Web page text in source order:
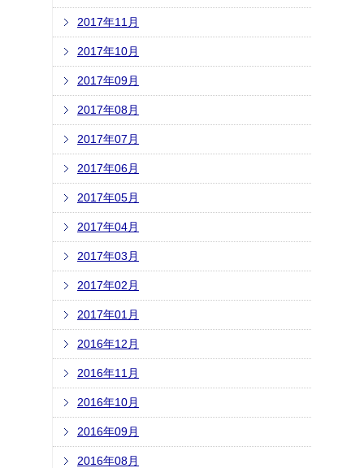
2017年11月
2017年10月
2017年09月
2017年08月
2017年07月
2017年06月
2017年05月
2017年04月
2017年03月
2017年02月
2017年01月
2016年12月
2016年11月
2016年10月
2016年09月
2016年08月